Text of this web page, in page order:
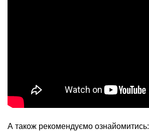
А також рекомендуємо ознайомитись: